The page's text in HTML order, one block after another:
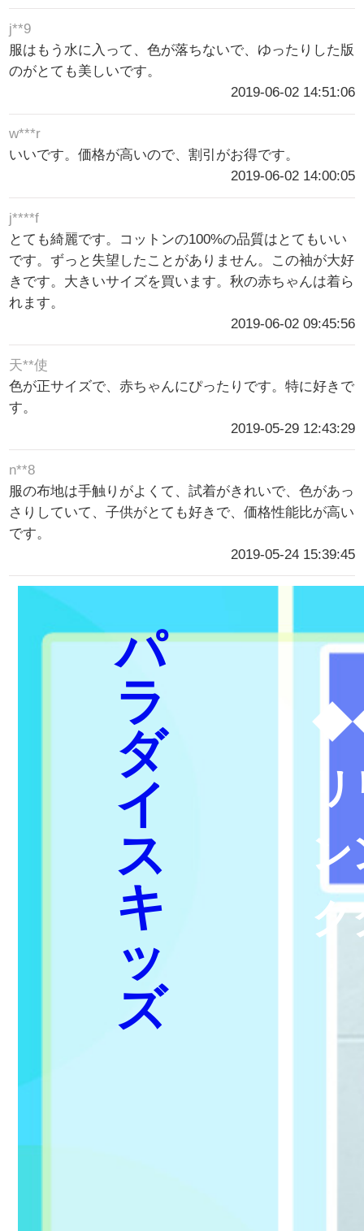
j**9
服はもう水に入って、色が落ちないで、ゆったりした版
のがとても美しいです。
2019-06-02 14:51:06
w***r
いいです。価格が高いので、割引がお得です。
2019-06-02 14:00:05
j****f
とても綺麗です。コットンの100%の品質はとてもいい
です。ずっと失望したことがありません。この袖が大好
きです。大きいサイズを買います。秋の赤ちゃんは着ら
れます。
2019-06-02 09:45:56
天**使
色が正サイズで、赤ちゃんにぴったりです。特に好きで
す。
2019-05-29 12:43:29
n**8
服の布地は手触りがよくて、試着がきれいで、色があっ
さりしていて、子供がとても好きで、価格性能比が高い
です。
2019-05-24 15:39:45
パ
ラ
ダ
イ
ス
キ
ッ
ズ
◆
リ
ン
ク